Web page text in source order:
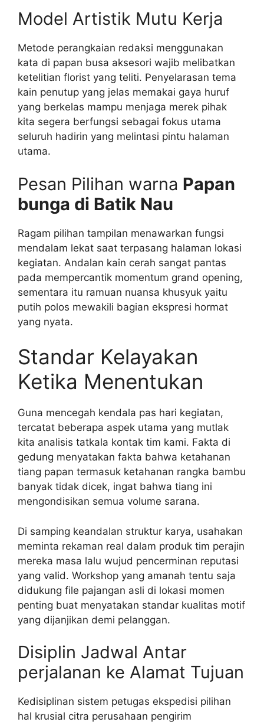
Model Artistik Mutu Kerja
Metode perangkaian redaksi menggunakan
kata di papan busa aksesori wajib melibatkan
ketelitian florist yang teliti. Penyelarasan tema
kain penutup yang jelas memakai gaya huruf
yang berkelas mampu menjaga merek pihak
kita segera berfungsi sebagai fokus utama
seluruh hadirin yang melintasi pintu halaman
utama.
Pesan Pilihan warna Papan
bunga di Batik Nau
Ragam pilihan tampilan menawarkan fungsi
mendalam lekat saat terpasang halaman lokasi
kegiatan. Andalan kain cerah sangat pantas
pada mempercantik momentum grand opening,
sementara itu ramuan nuansa khusyuk yaitu
putih polos mewakili bagian ekspresi hormat
yang nyata.
Standar Kelayakan
Ketika Menentukan
Guna mencegah kendala pas hari kegiatan,
tercatat beberapa aspek utama yang mutlak
kita analisis tatkala kontak tim kami. Fakta di
gedung menyatakan fakta bahwa ketahanan
tiang papan termasuk ketahanan rangka bambu
banyak tidak dicek, ingat bahwa tiang ini
mengondisikan semua volume sarana.
Di samping keandalan struktur karya, usahakan
meminta rekaman real dalam produk tim perajin
mereka masa lalu wujud pencerminan reputasi
yang valid. Workshop yang amanah tentu saja
didukung file pajangan asli di lokasi momen
penting buat menyatakan standar kualitas motif
yang dijanjikan demi pelanggan.
Disiplin Jadwal Antar
perjalanan ke Alamat Tujuan
Kedisiplinan sistem petugas ekspedisi pilihan
hal krusial citra perusahaan pengirim